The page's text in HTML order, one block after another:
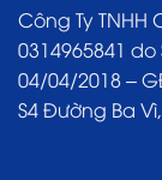
Công Ty TNHH
0314965841
04/04/2018 –
S4 Đường Ba